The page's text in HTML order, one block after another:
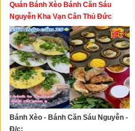
Quán Bánh Xèo Bánh Căn Sáu
Nguyễn Kha Vạn Cân Thủ Đức
Bánh Xèo - Bánh Căn Sáu Nguyễn -
Đ/c: